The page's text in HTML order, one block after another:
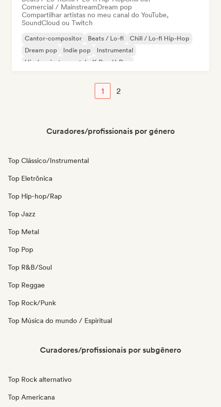
Comercial / MainstreamDream pop
Compartilhar artistas no meu canal do YouTube,
SoundCloud ou Twitch
Cantor-compositor Beats / Lo-fi
Chill / Lo-fi Hip-Hop
Dream pop
Indie pop
Instrumental
Hip-hop instrumental
K-Pop/J-Pop
1 2
Curadores/profissionais por género
Top Clássico/Instrumental
Top Eletrônica
Top Hip-hop/Rap
Top Jazz
Top Metal
Top Pop
Top R&B/Soul
Top Reggae
Top Rock/Punk
Top Música do mundo / Espiritual
Curadores/profissionais por subgênero
Top Rock alternativo
Top Americana